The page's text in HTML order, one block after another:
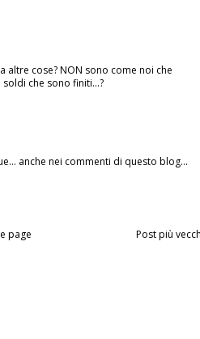
altre cose? NON sono come noi che
che sono finiti...?
anche nei commenti di questo blog...
Post più
page